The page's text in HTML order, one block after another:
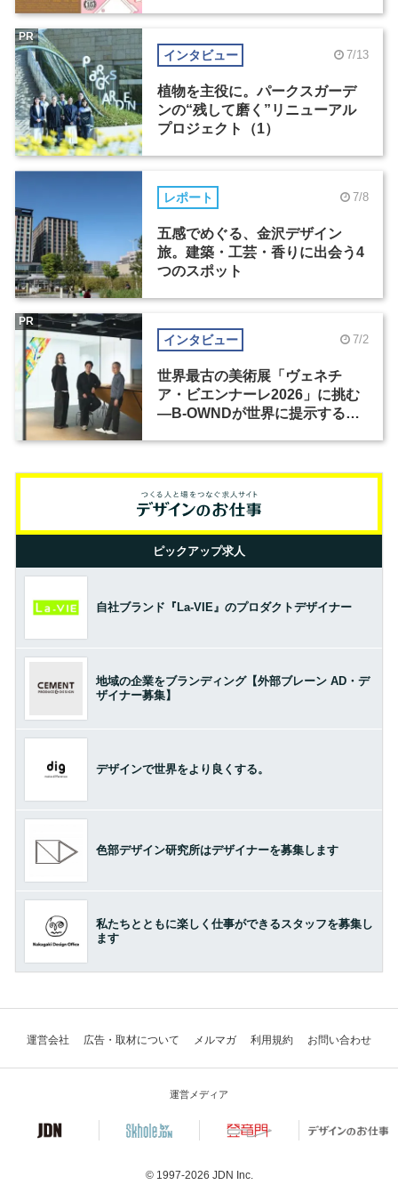
インタビュー 7/13
植物を主役に。パークスガーデ
ンの“残して磨く”リニューアル
プロジェクト（1）
PR
レポート 7/8
五感でめぐる、金沢デザイン
旅。建築・工芸・香りに出会う4
つのスポット
インタビュー 7/2
世界最古の美術展「ヴェネチ
ア・ビエンナーレ2026」に挑む
―B-OWNDが世界に提示する美
PR
ピックアップ求人
自社ブランド『La-VIE』のプロダクトデザイナー
地域の企業をブランディング【外部ブレーン AD・デ
ザイナー募集】
デザインで世界をより良くする。
色部デザイン研究所はデザイナーを募集します
私たちとともに楽しく仕事ができるスタッフを募集し
ます
運営会社 広告・取材について メルマガ 利用規約 お問い合わせ
運営メディア
© 1997-2026 JDN Inc.